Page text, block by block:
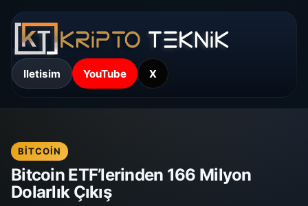
Iletisim YouTube X
BITCOIN
Bitcoin ETF’lerinden 166 Milyon
Dolarlık Çıkış